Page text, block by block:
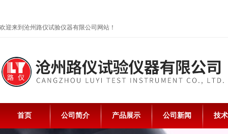
欢迎来到沧州路仪试验仪器有限公司网站！
首页 公司简介 产品展示 公司新闻 技